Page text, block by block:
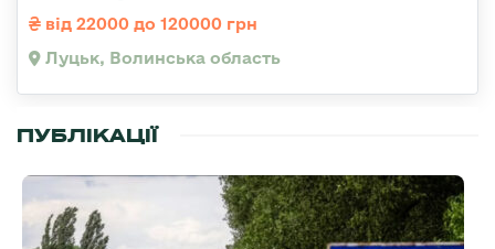
від 22000 до 120000 грн
Луцьк, Волинська область
ПУБЛІКАЦІЇ